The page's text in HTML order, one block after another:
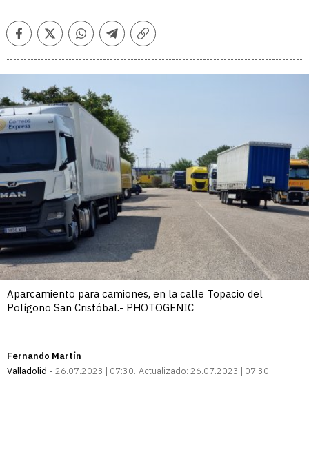
FacebookTwitterWhatsappTelegramCopiar
Aparcamiento para camiones, en la calle Topacio del
Polígono San Cristóbal.- PHOTOGENIC
Fernando Martín
Valladolid
26.07.2023 | 07:30 Actualizado: 26.07.2023 | 07:30